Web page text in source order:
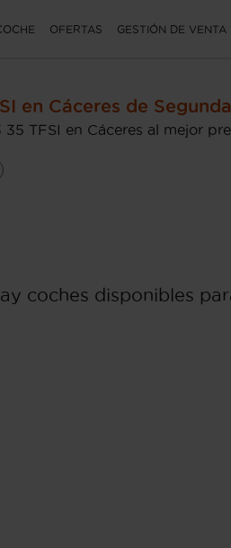
OFERTAS GESTIÓN DE VENTA
en Cáceres de
TFSI en Cáceres al mejor
coches disponibles